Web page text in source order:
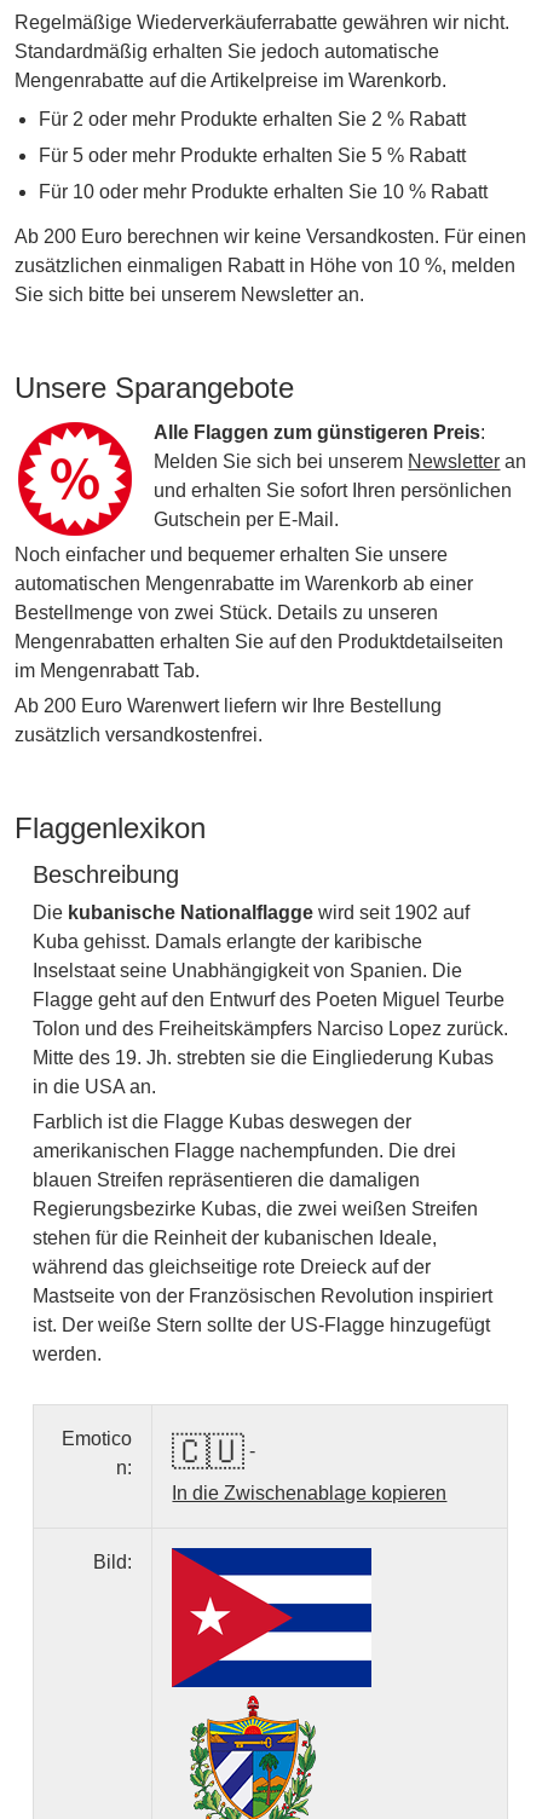
Regelmäßige Wiederverkäuferrabatte gewähren wir nicht.
Standardmäßig erhalten Sie jedoch automatische
Mengenrabatte auf die Artikelpreise im Warenkorb.
Für 2 oder mehr Produkte erhalten Sie 2 % Rabatt
Für 5 oder mehr Produkte erhalten Sie 5 % Rabatt
Für 10 oder mehr Produkte erhalten Sie 10 % Rabatt
Ab 200 Euro berechnen wir keine Versandkosten. Für einen
zusätzlichen einmaligen Rabatt in Höhe von 10 %, melden
Sie sich bitte bei unserem Newsletter an.
Unsere Sparangebote
Alle Flaggen zum günstigeren Preis:
Melden Sie sich bei unserem Newsletter an
und erhalten Sie sofort Ihren persönlichen
Gutschein per E-Mail.
Noch einfacher und bequemer erhalten Sie unsere
automatischen Mengenrabatte im Warenkorb ab einer
Bestellmenge von zwei Stück. Details zu unseren
Mengenrabatten erhalten Sie auf den Produktdetailseiten
im Mengenrabatt Tab.
Ab 200 Euro Warenwert liefern wir Ihre Bestellung
zusätzlich versandkostenfrei.
Flaggenlexikon
Beschreibung
Die kubanische Nationalflagge wird seit 1902 auf
Kuba gehisst. Damals erlangte der karibische
Inselstaat seine Unabhängigkeit von Spanien. Die
Flagge geht auf den Entwurf des Poeten Miguel Teurbe
Tolon und des Freiheitskämpfers Narciso Lopez zurück.
Mitte des 19. Jh. strebten sie die Eingliederung Kubas
in die USA an.
Farblich ist die Flagge Kubas deswegen der
amerikanischen Flagge nachempfunden. Die drei
blauen Streifen repräsentieren die damaligen
Regierungsbezirke Kubas, die zwei weißen Streifen
stehen für die Reinheit der kubanischen Ideale,
während das gleichseitige rote Dreieck auf der
Mastseite von der Französischen Revolution inspiriert
ist. Der weiße Stern sollte der US-Flagge hinzugefügt
werden.
Emotico
n:
🇨🇺 -
In die Zwischenablage kopieren
Bild: